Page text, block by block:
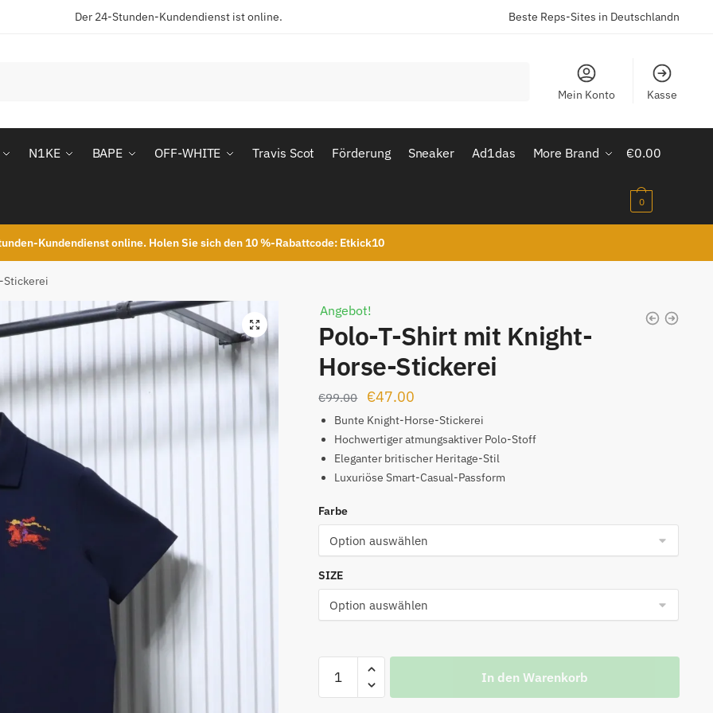
Der 24-Stunden-Kundendienst ist online. Beste Reps-Sites in Deutschlandn
Mein Konto Kasse
N1KE BAPE OFF-WHITE Travis Scot Förderung Sneaker Ad1das More Brand €0.00
0
Kundendienst online. Holen Sie sich den 10 %-Rabattcode: Etkick10
Stickerei
Angebot!
Polo-T-Shirt mit Knight-
Horse-Stickerei
€99.00
Ursprünglicher
Preis
war:
€99.00
€47.00
Preis
ist:
€47.00.
Bunte Knight-Horse-Stickerei
Hochwertiger atmungsaktiver Polo-Stoff
Eleganter britischer Heritage-Stil
Luxuriöse Smart-Casual-Passform
Farbe
SIZE
In den Warenkorb